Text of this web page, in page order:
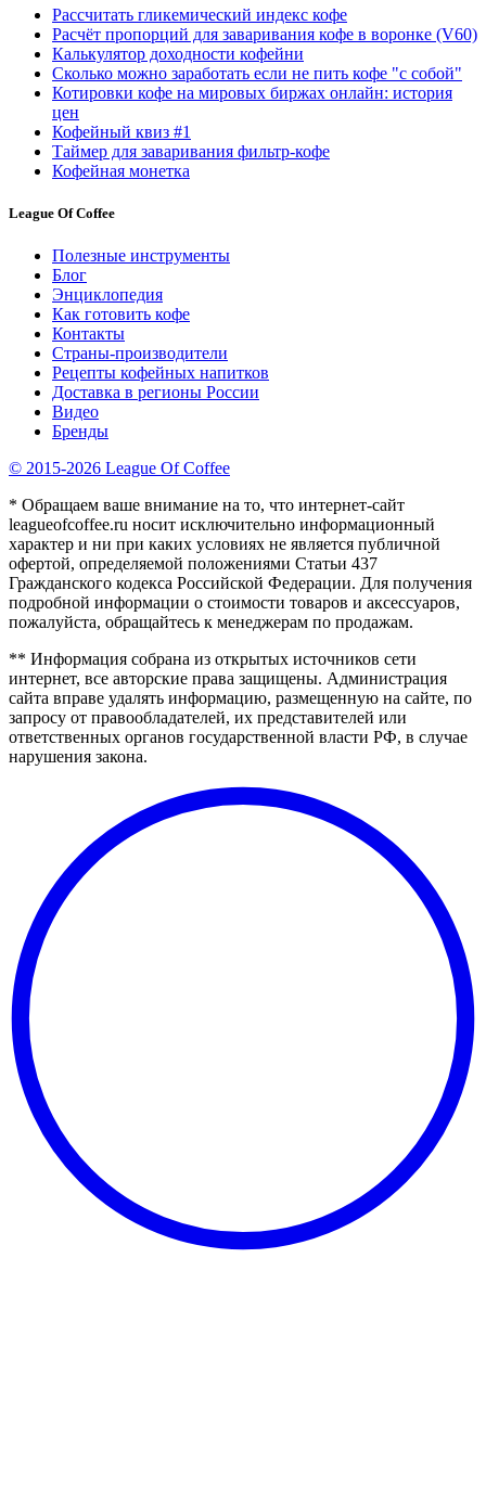
Рассчитать гликемический индекс кофе
Расчёт пропорций для заваривания кофе в воронке (V60)
Калькулятор доходности кофейни
Сколько можно заработать если не пить кофе "с собой"
Котировки кофе на мировых биржах онлайн: история
цен
Кофейный квиз #1
Таймер для заваривания фильтр-кофе
Кофейная монетка
League Of Coffee
Полезные инструменты
Блог
Энциклопедия
Как готовить кофе
Контакты
Страны-производители
Рецепты кофейных напитков
Доставка в регионы России
Видео
Бренды
© 2015-2026 League Of Coffee
* Обращаем ваше внимание на то, что интернет-сайт
leagueofcoffee.ru носит исключительно информационный
характер и ни при каких условиях не является публичной
офертой, определяемой положениями Статьи 437
Гражданского кодекса Российской Федерации. Для получения
подробной информации о стоимости товаров и аксессуаров,
пожалуйста, обращайтесь к менеджерам по продажам.
** Информация собрана из открытых источников сети
интернет, все авторские права защищены. Администрация
сайта вправе удалять информацию, размещенную на сайте, по
запросу от правообладателей, их представителей или
ответственных органов государственной власти РФ, в случае
нарушения закона.